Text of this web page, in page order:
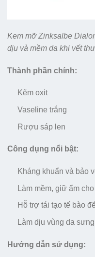
Kem mỡ Zinksalbe
dịu và mềm da khi vết
Thành phần chính:
Kẽm oxit
Vaseline trắng
Rượu sáp len
Công dụng nổi bật:
Kháng khuẩn và bảo
Làm mềm, giữ ẩm
Hỗ trợ tái tạo tế bào
Làm dịu vùng da
Hướng dẫn sử dụng: